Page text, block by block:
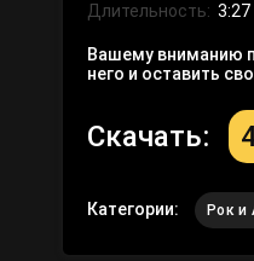
Длительность: 3:27
Вашему вниманию
него и оставить
Скачать:
Категории: Рок и